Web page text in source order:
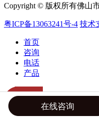
Copyright © 版权所有佛山
粤ICP备13063241号-4 技术
首页
咨询
电话
产品
在线咨询